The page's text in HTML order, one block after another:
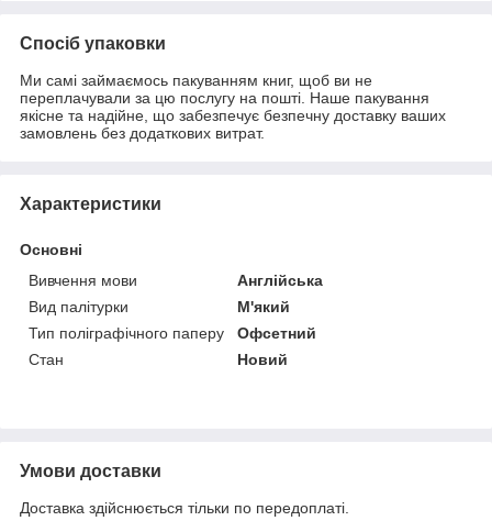
Спосіб упаковки
Ми самі займаємось пакуванням книг, щоб ви не
переплачували за цю послугу на пошті. Наше пакування
якісне та надійне, що забезпечує безпечну доставку ваших
замовлень без додаткових витрат.
Характеристики
Основні
Вивчення мови
Англійська
Вид палітурки
М'який
Тип поліграфічного паперу
Офсетний
Стан
Новий
Умови доставки
Доставка здійснюється тільки по передоплаті.